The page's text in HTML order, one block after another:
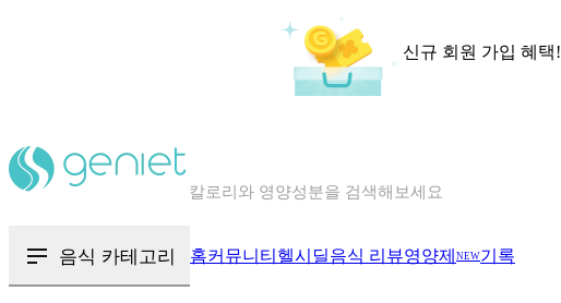
신규 회원 가입 혜택!
칼로리와 영양성분을 검색해보세요
음식 카테고리 홈커뮤니티 헬시딜음식 리뷰영양제 NEW기록